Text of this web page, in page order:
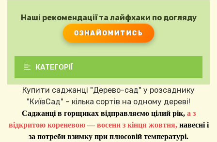
Наші рекомендації та лайфхаки по догляду
ОЗНАЙОМИТИСЬ
КАТЕГОРІЇ
Купити саджанці "Дерево-сад" у розсаднику
"КиївСад" – кілька сортів на одному дереві!
Саджанці в горщиках відправляємо цілий рік, а з
відкритою кореневою — восени з кінця жовтня, навесні і
за потреби взимку при плюсовій температурі.